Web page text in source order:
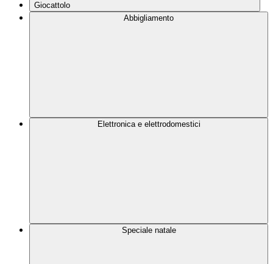
Giocattolo
Abbigliamento
Elettronica e elettrodomestici
Speciale natale